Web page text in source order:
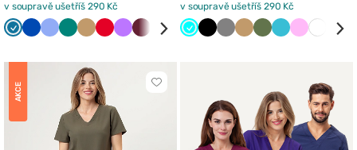
v soupravě ušetříš 290 Kč
Karaibsky
Královsky
KlasickyZelenáBéžováČervenáFialováTřešňová
RůžováNámořnická
ŠedáBíláSvětleTyrkysová
ČernáOlivkováMořsky
v soupravě ušetříš 290 Kč
Tyrkysová
ČernáŠedáBéžováOlivkováMořskyRůžová
AKCE
Kliknutím
odeberete
oblíbených